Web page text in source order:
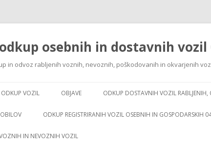
osebnih in dostavnih vozil
in odvoz rabljenih voznih, nevoznih, poškodovanih in okvarjenih
VOZIL OBJAVE ODKUP DOSTAVNIH VOZIL
ODKUP REGISTRIRANIH VOZIL OSEBNIH IN GOSPODARSKIH
IN NEVOZNIH VOZIL